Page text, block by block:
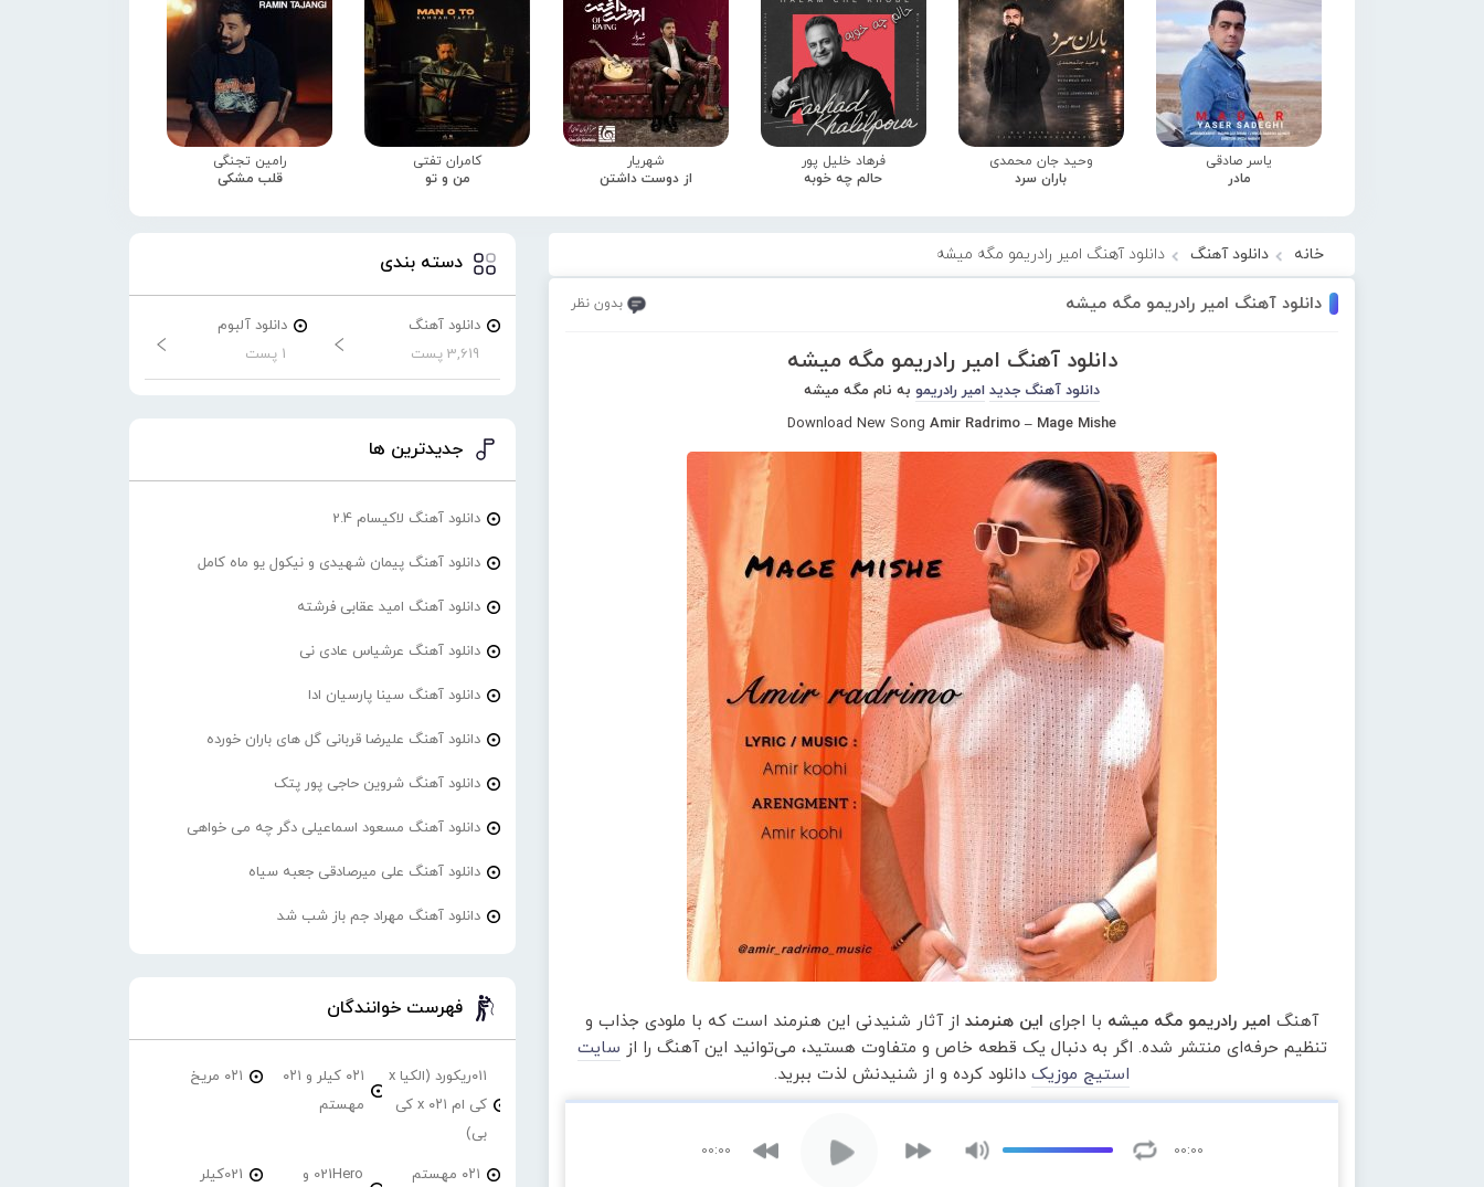
یاسر صادقی
مادر
وحید جان محمدی
باران سرد
فرهاد خلیل پور
حالم چه خوبه
شهریار
از دوست داشتن
کامران تفتی
من و تو
رامین تجنگی
قلب مشکی
خانه دانلود آهنگ دانلود آهنگ امیر رادریمو مگه میشه
دانلود آهنگ امیر رادریمو مگه میشه بدون نظر
دانلود آهنگ امیر رادریمو مگه میشه
دانلود آهنگ جدید امیر رادریمو به نام مگه میشه
Download New Song Amir Radrimo – Mage Mishe
آهنگ امیر رادریمو مگه میشه با اجرای این هنرمند از آثار شنیدنی این هنرمند است که با ملودی جذاب و
تنظیم حرفه‌ای منتشر شده. اگر به دنبال یک قطعه خاص و متفاوت هستید، می‌توانید این آهنگ را از سایت
استیج موزیک دانلود کرده و از شنیدنش لذت ببرید.
00:00 00:00
دسته بندی
دانلود آهنگ
3,619 پست
دانلود آلبوم
1 پست
جدیدترین ها
دانلود آهنگ لاکیسام 2.4
دانلود آهنگ پیمان شهیدی و نیکول یو ماه کامل
دانلود آهنگ امید عقابی فرشته
دانلود آهنگ عرشیاس عادی نی
دانلود آهنگ سینا پارسیان ادا
دانلود آهنگ علیرضا قربانی گل های باران خورده
دانلود آهنگ شروین حاجی پور پتک
دانلود آهنگ مسعود اسماعیلی دگر چه می خواهی
دانلود آهنگ علی میرصادقی جعبه سیاه
دانلود آهنگ مهراد جم باز شب شد
فهرست خوانندگان
۰۱۱ریکورد (الکیا x
کی ام ۰۲۱ x کی
بی)
۰۲۱ کیلر و ۰۲۱
مهستم
۰۲۱ مریخ
۰۲۱ مهستم
021Hero و
021کیلر